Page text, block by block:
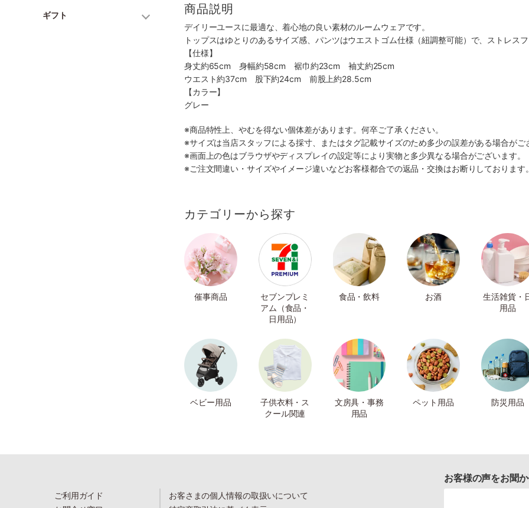
ギフト 商品説明
デイリーユースに最適な、着心地の良い素材のルームウェアです。
トップスはゆとりのあるサイズ感、パンツはウエストゴム仕様（紐調整可能）で、ストレス
【仕様】
身丈約65cm 身幅約58cm 裾巾約23cm 袖丈約25cm
ウエスト約37cm 股下約24cm 前股上約28.5cm
【カラー】
グレー
※商品特性上、やむを得ない個体差があります。何卒ご了承ください。
※サイズは当店スタッフによる採寸、またはタグ記載サイズのため多少の誤差がある場合がご
※画面上の色はブラウザやディスプレイの設定等により実物と多少異なる場合がございます。
※ご注文間違い・サイズやイメージ違いなどお客様都合での返品・交換はお断りしております。
カテゴリーから探す
催事商品
セブンプレミ
アム（食品・
日用品）
食品・飲料 お酒
生活雑貨・
用品
ベビー用品
子供衣料・ス
クール関連
文房具・事務
用品
ペット用品 防災用品
ご利用ガイド
お客さまの個人情報の取扱いについて
お客様の声をお聞